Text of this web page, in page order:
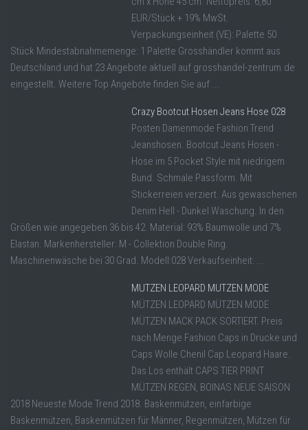
EUR/Stück + 19% MwSt.
Verpackungseinheit (VE): Palette 50
Stück Mindestabnahmemenge: 1 Palette Grosshändler kommt aus
Deutschland und hat 23 Angebote aktuell auf grosshandel-zentrum.de
eingestellt. Weitere Top Angebote finden Sie auf ...
Crazy Bootcut Hosen Jeans Hose 028
Posten Damenmode Fashion Trend
Jeanshosen. Bootcut Jeans Hosen -
Hose im 5 Pocket Style mit niedrigem
Bund. Schmale Passform. Mit
Stickerreien verziert. Aus gewaschenen
Denim Hell - Dunkel Waschung. In den
Größen wie angegeben 36 bis 42. Material: 93% Baumwolle und 7%
Elastan. Markenhersteller: M - Collektion Double Ring.
Maschinenwäsche bei 30 Grad. Modell:028 Verkaufseinheit: ...
MUTZEN LEOPARD MUTZEN MODE
MÜTZEN LEOPARD MÜTZEN MODE
MÜTZEN MACK PACK SORTIERT. Preis
nach Menge Fashion Caps in Drucke und
Caps Wolle Chenil Cap Leopard Haare.
Das Los enthält CAPS TIER PRINT
MÜTZEN REGEN, BOINAS NEUE SAISON
2018 Neueste Mode Trend 2018. Baskenmützen, einfarbige
Baskenmützen, Baskenmützen für Männer, Regenmützen, Mützen für